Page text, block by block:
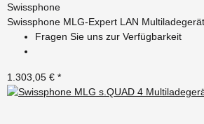
Swissphone
Swissphone MLG-Expert LAN Multiladegerät
Fragen Sie uns zur Verfügbarkeit
1.303,05 € *